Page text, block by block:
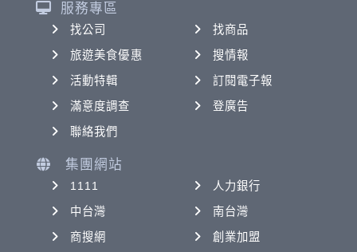
服務專區
找公司
找商品
旅遊美食優惠
搜情報
活動特輯
訂閱電子報
滿意度調查
登廣告
聯絡我們
集團網站
1111
人力銀行
中台灣
南台灣
商搜網
創業加盟